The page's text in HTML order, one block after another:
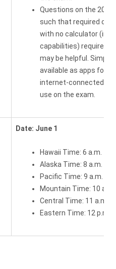
Questions on the 2020
such that required
with no calculator
capabilities) required.
may be helpful.
available as apps for
internet-connected
use on the exam.
Date: June 1
Hawaii Time: 6 a.m.
Alaska Time: 8 a.m.
Pacific Time: 9 a.m.
Mountain Time: 10 a.m.
Central Time: 11 a.m.
Eastern Time: 12 p.m.